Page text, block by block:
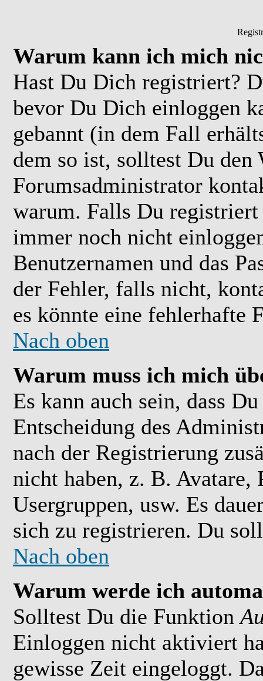
Warum kann ich mich
Hast Du Dich registriert?
bevor Du Dich einloggen
gebannt (in dem Fall
dem so ist, solltest Du den
Forumsadministrator
warum. Falls Du
immer noch nicht
Benutzernamen und das
der Fehler, falls nicht,
es könnte eine fehlerhafte
Nach oben
Warum muss ich mich
Es kann auch sein, dass
Entscheidung des
nach der Registrierung
nicht haben, z. B.
Usergruppen, usw. Es
sich zu registrieren. Du
Nach oben
Warum werde ich
Solltest Du die Funktion
Einloggen nicht aktiviert
gewisse Zeit eingeloggt.